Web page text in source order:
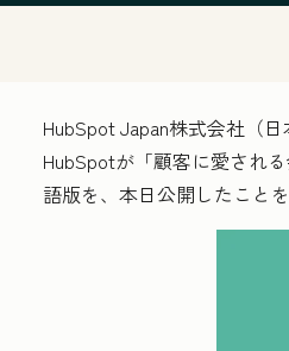
HubSpot Japan株式会社（
HubSpotが「顧客に愛され
語版を、本日公開したこと